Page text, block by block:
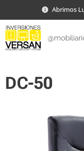
Abrimos
DC-50